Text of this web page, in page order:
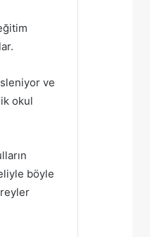
ve
okul
böyle